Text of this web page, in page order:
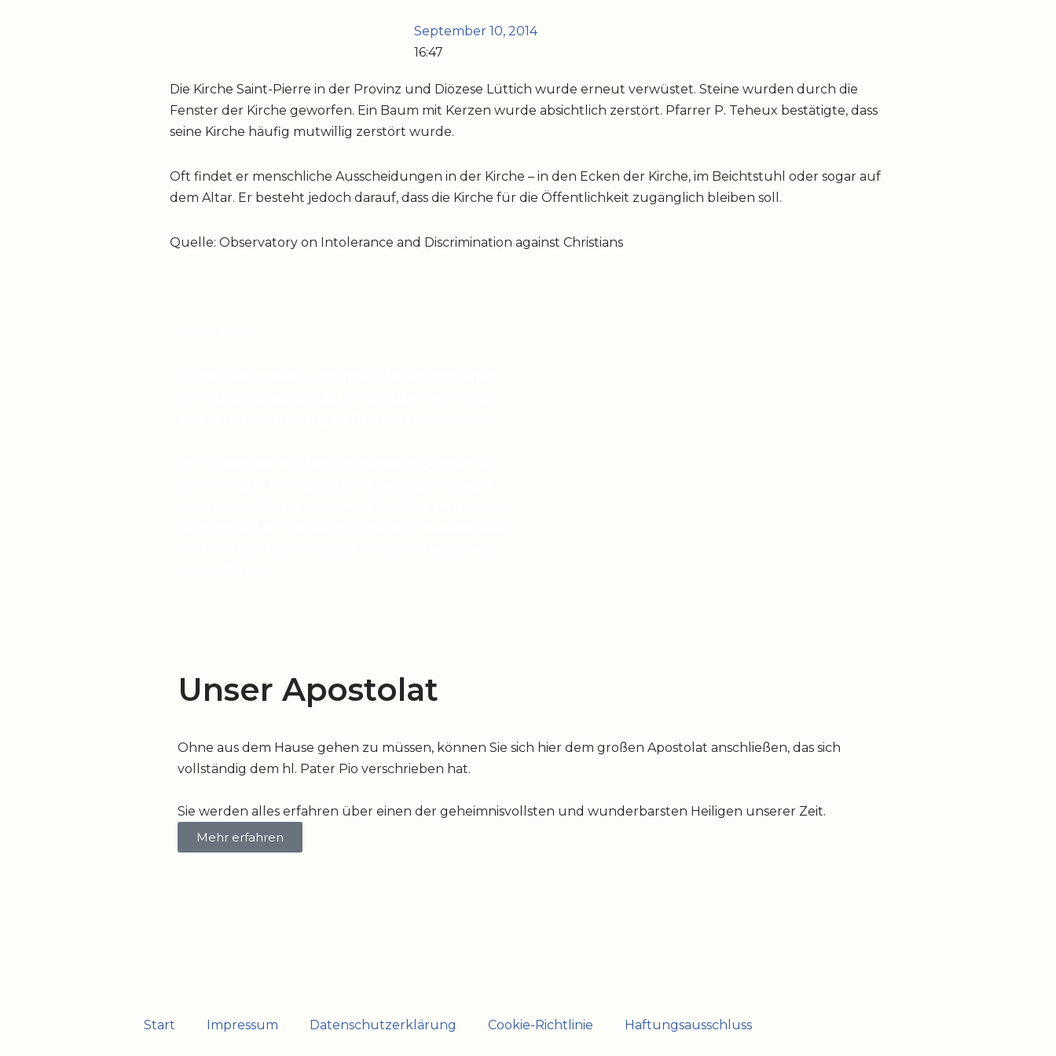
September 10, 2014
16:47
Die Kirche Saint-Pierre in der Provinz und Diözese Lüttich wurde erneut verwüstet. Steine wurden durch die
Fenster der Kirche geworfen. Ein Baum mit Kerzen wurde absichtlich zerstört. Pfarrer P. Teheux bestätigte, dass
seine Kirche häufig mutwillig zerstört wurde.
Oft findet er menschliche Ausscheidungen in der Kirche – in den Ecken der Kirche, im Beichtstuhl oder sogar auf
dem Altar. Er besteht jedoch darauf, dass die Kirche für die Öffentlichkeit zugänglich bleiben soll.
Quelle: Observatory on Intolerance and Discrimination against Christians
Unser Apostolat
Ohne aus dem Hause gehen zu müssen, können Sie sich hier dem großen Apostolat anschließen, das sich
vollständig dem hl. Pater Pio verschrieben hat.
Sie werden alles erfahren über einen der geheimnisvollsten und wunderbarsten Heiligen unserer Zeit.
Mehr erfahren
Start Impressum Datenschutzerklärung Cookie-Richtlinie Haftungsausschluss